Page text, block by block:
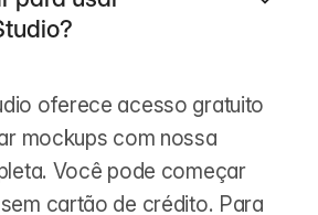
oferece acesso gratuito
mockups com nossa
Você pode começar
cartão de crédito. Para